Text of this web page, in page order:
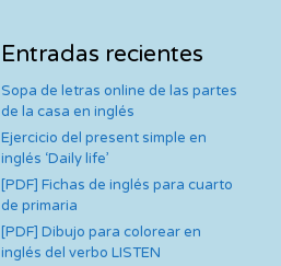
Entradas recientes
Sopa de letras online de las partes
de la casa en inglés
Ejercicio del present simple en
inglés ‘Daily life’
[PDF] Fichas de inglés para cuarto
de primaria
[PDF] Dibujo para colorear en
inglés del verbo LISTEN